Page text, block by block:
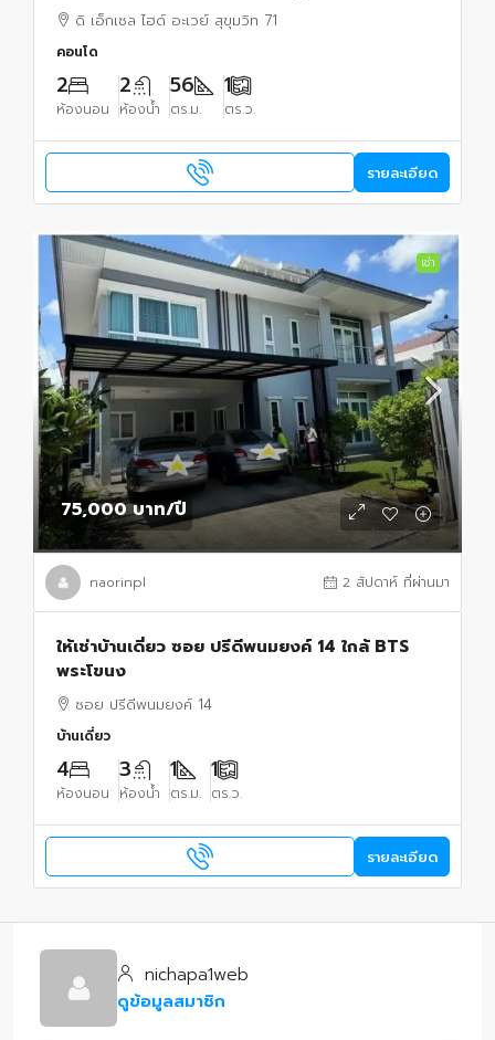
ดิ เอ็กเซล ไฮด์ อะเวย์ สุขุมวิท 71
คอนโด
2
ห้องนอน
2
ห้องน้ำ
56
ตร.ม.
1
ตร.ว.
รายละเอียด
เช่า
75,000 บาท/ปี
naorinpl 2 สัปดาห์ ที่ผ่านมา
ให้เช่าบ้านเดี่ยว ซอย ปรีดีพนมยงค์ 14 ใกล้ BTS
พระโขนง
ซอย ปรีดีพนมยงค์ 14
บ้านเดี่ยว
4
ห้องนอน
3
ห้องน้ำ
1
ตร.ม.
1
ตร.ว.
รายละเอียด
nichapa1web
ดูข้อมูลสมาชิก